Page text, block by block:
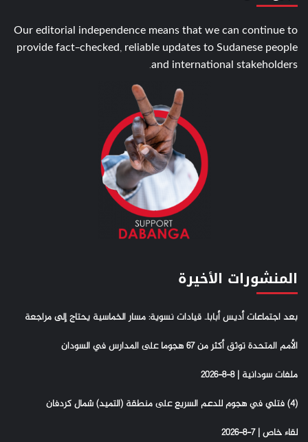
Our editorial independence means that we can continue to
provide fact-checked, reliable updates to Sudanese people
and international stakeholders.
المنشورات الأخيرة
بعد اجتماعات أديس أبابا.. قيادات نسوية: مسار الخماسية يحتاج إلى مراجعة
الأمم المتحدة توثق أكثر من 67 هجوما على المدارس في السودان
ملفات سودانية | 8-8-2026
(4) فتلي في هجوم للدعم السريع على منطقة (التميد) شمال كردفان
لقاء خاص | 7-8-2026